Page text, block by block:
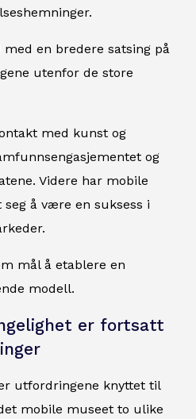
en bredere satsing på
utenfor de store
med kunst og
og
Videre har mobile
å være en suksess i
mål å etablere en
modell.
er fortsatt
utfordringene knyttet til
mobile museet to ulike